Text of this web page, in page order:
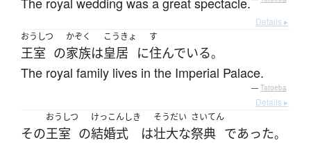
Details ▸
おうしつ
王室 の
かぞく
家族は
こうきょ
皇居 に
す
住んでいる。
The royal family lives in the Imperial Palace.
— Tatoeba
Details ▸
その
おうしつ
王室 の
けっこんしき
結婚式 は
そうだい
壮大な
さいてん
祭典 であった。